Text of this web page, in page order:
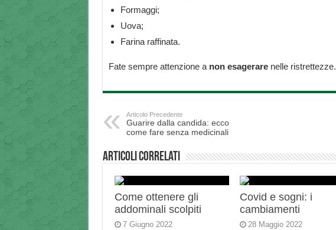
Formaggi;
Uova;
Farina raffinata.
Fate sempre attenzione anon esagerarenelle ristrettezze.
Articolo Precedente
Guarire dalla candida: ecco
come fare senza medicinali
Articoli correlati
Come ottenere gli
addominali scolpiti
7 Giugno 2022
Covid e sogni: i
cambiamenti
28 Maggio 2022